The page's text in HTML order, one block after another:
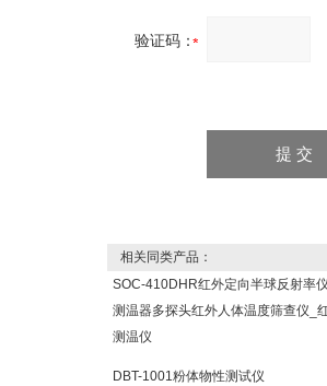
验证码：
相关同类产品：
SOC-410DHR红外定向半球反射率
测温器多探头红外人体温度筛查仪_
测温仪
DBT-1001粉体物性测试仪